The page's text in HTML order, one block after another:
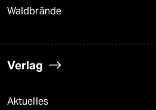
Waldbrände
Verlag
Aktuelles